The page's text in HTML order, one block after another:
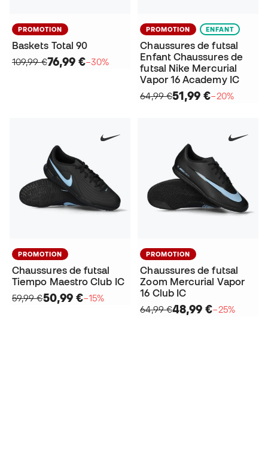
PROMOTION
Baskets Total 90
109,99 €76,99 €−30%
PROMOTION ENFANT
Chaussures de futsal
Enfant Chaussures de
futsal Nike Mercurial
Vapor 16 Academy IC
64,99 €51,99 €−20%
PROMOTION
Chaussures de futsal
Tiempo Maestro Club IC
59,99 €50,99 €−15%
PROMOTION
Chaussures de futsal
Zoom Mercurial Vapor
16 Club IC
64,99 €48,99 €−25%